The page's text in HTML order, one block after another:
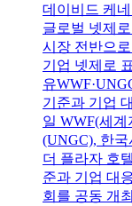
데이비드 케
글로벌 넷제
시장 전반으
기업 넷제로
유
기준과 기업
일 WWF(세
(UNGC), 한
더 플라자 호
준과 기업 대
회를 공동 개